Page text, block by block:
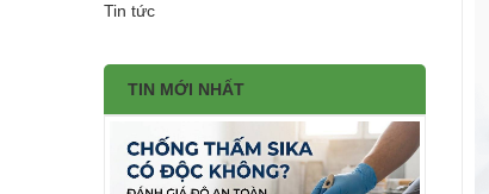
Tin tức
TIN MỚI NHẤT